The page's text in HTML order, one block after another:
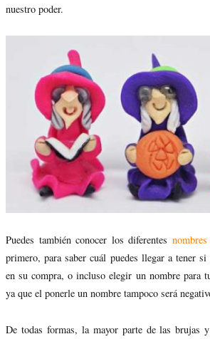
nuestro poder.
Puedes también conocer los diferentes
primero, para saber cuál puedes llegar a tener
en su compra, o incluso elegir un nombre para
ya que el ponerle un nombre tampoco será
De todas formas, la mayor parte de las brujas